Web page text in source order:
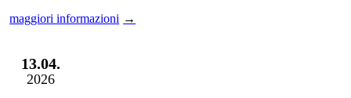
maggiori informazioni
13.04.
2026